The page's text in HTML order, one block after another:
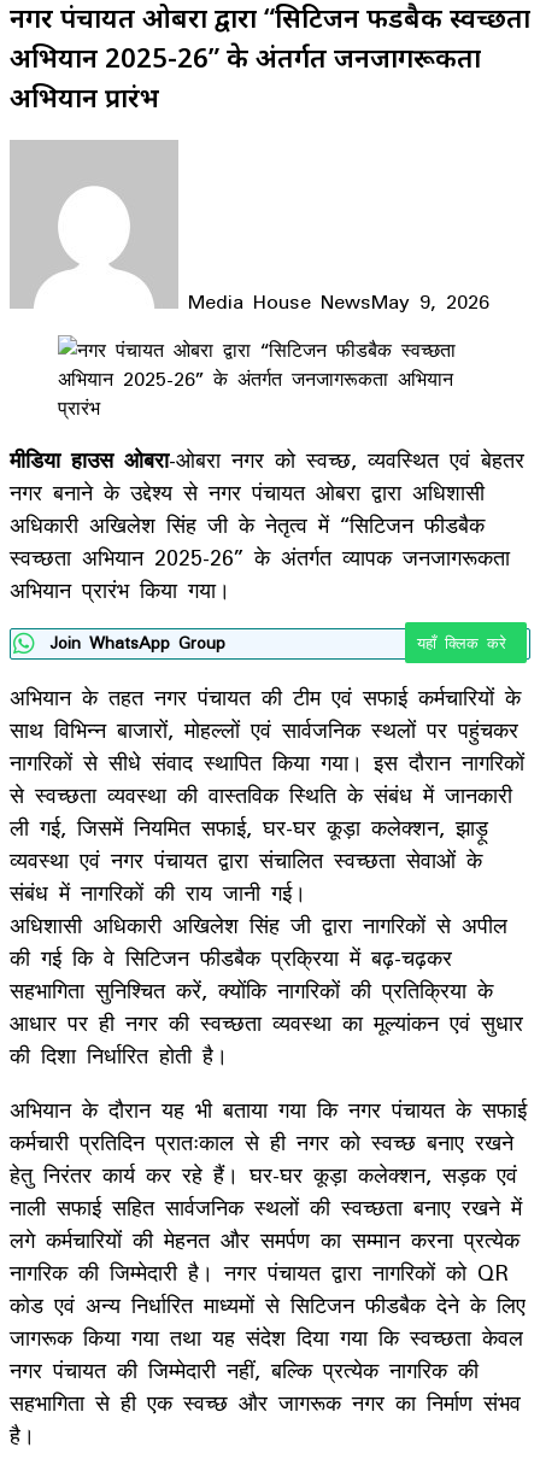
नगर पंचायत ओबरा द्वारा “सिटिजन फीडबैक स्वच्छता
अभियान 2025-26” के अंतर्गत जनजागरूकता
अभियान प्रारंभ
Media House NewsMay 9, 2026
Facebook
LinkedIn
WhatsApp
Telegram
मीडिया हाउस ओबरा-ओबरा नगर को स्वच्छ, व्यवस्थित एवं बेहतर
नगर बनाने के उद्देश्य से नगर पंचायत ओबरा द्वारा अधिशासी
अधिकारी अखिलेश सिंह जी के नेतृत्व में “सिटिजन फीडबैक
स्वच्छता अभियान 2025-26” के अंतर्गत व्यापक जनजागरूकता
अभियान प्रारंभ किया गया।
Join WhatsApp Group यहाँ क्लिक करे
अभियान के तहत नगर पंचायत की टीम एवं सफाई कर्मचारियों के
साथ विभिन्न बाजारों, मोहल्लों एवं सार्वजनिक स्थलों पर पहुंचकर
नागरिकों से सीधे संवाद स्थापित किया गया। इस दौरान नागरिकों
से स्वच्छता व्यवस्था की वास्तविक स्थिति के संबंध में जानकारी
ली गई, जिसमें नियमित सफाई, घर-घर कूड़ा कलेक्शन, झाड़ू
व्यवस्था एवं नगर पंचायत द्वारा संचालित स्वच्छता सेवाओं के
संबंध में नागरिकों की राय जानी गई।
अधिशासी अधिकारी अखिलेश सिंह जी द्वारा नागरिकों से अपील
की गई कि वे सिटिजन फीडबैक प्रक्रिया में बढ़-चढ़कर
सहभागिता सुनिश्चित करें, क्योंकि नागरिकों की प्रतिक्रिया के
आधार पर ही नगर की स्वच्छता व्यवस्था का मूल्यांकन एवं सुधार
की दिशा निर्धारित होती है।
अभियान के दौरान यह भी बताया गया कि नगर पंचायत के सफाई
कर्मचारी प्रतिदिन प्रातःकाल से ही नगर को स्वच्छ बनाए रखने
हेतु निरंतर कार्य कर रहे हैं। घर-घर कूड़ा कलेक्शन, सड़क एवं
नाली सफाई सहित सार्वजनिक स्थलों की स्वच्छता बनाए रखने में
लगे कर्मचारियों की मेहनत और समर्पण का सम्मान करना प्रत्येक
नागरिक की जिम्मेदारी है। नगर पंचायत द्वारा नागरिकों को QR
कोड एवं अन्य निर्धारित माध्यमों से सिटिजन फीडबैक देने के लिए
जागरूक किया गया तथा यह संदेश दिया गया कि स्वच्छता केवल
नगर पंचायत की जिम्मेदारी नहीं, बल्कि प्रत्येक नागरिक की
सहभागिता से ही एक स्वच्छ और जागरूक नगर का निर्माण संभव
है।